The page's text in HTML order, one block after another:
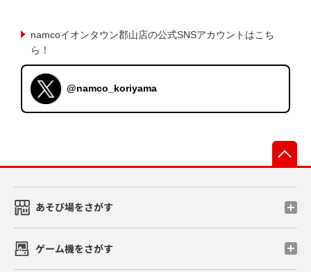
namcoイオンタウン郡山店の公式SNSアカウントはこち
ら！
@namco_koriyama
あそび場をさがす
ゲーム機をさがす